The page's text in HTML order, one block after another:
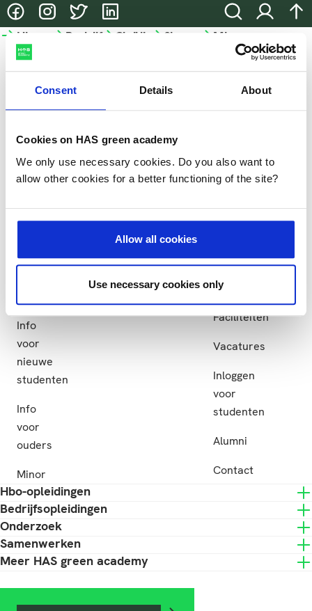
Consent Details About
Cookies on HAS green academy
We only use necessary cookies. Do you also want to
allow other cookies for a better functioning of the site?
Allow all cookies
Use necessary cookies only
@HASgreenacademy
@HASgreenacademy
@greenacademyHAS
@HASgreenacademy ZoekenInloggen
Hbo-
opleidingen
events
Hulp
studiekeuze
aan
Info
voor
nieuwe
studenten
Info
voor
ouders
Minor
Bedrijfsopleidingen
Incompany
en
Praktische
informatie
Microcredentials
Slim-
Subsidie
Onderzoek
Lectoraten
Samenwerken
Samenwerken
Partnerbedrijven
Meer
HAS
green
academy
HAS
green
Nieuws
Evenementen
Faciliteiten
Vacatures
Inloggen
voor
studenten
Alumni
Contact
Hbo-opleidingen
Bedrijfsopleidingen
Onderzoek
Samenwerken
Meer HAS green academy